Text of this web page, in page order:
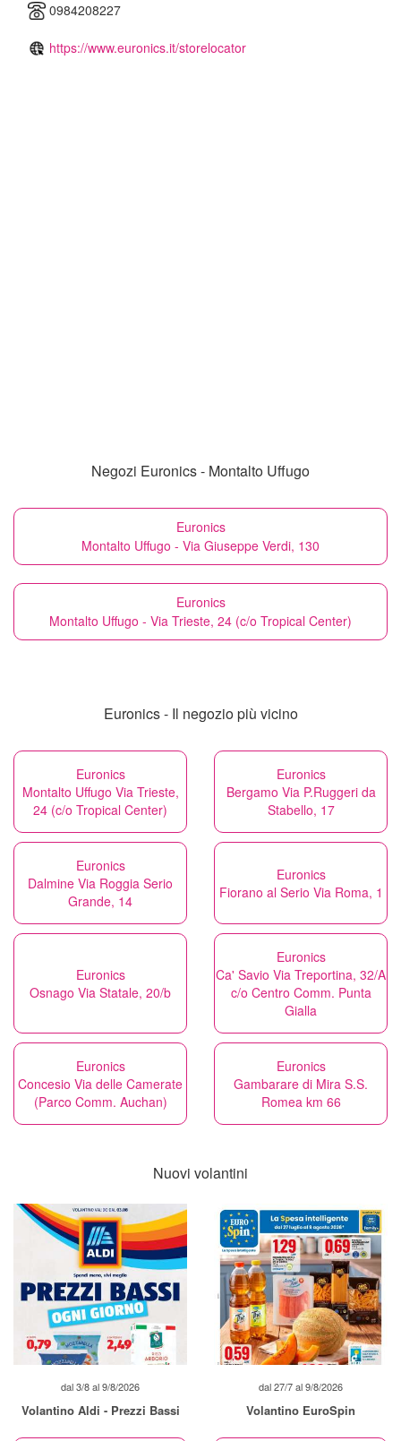
0984208227
https://www.euronics.it/storelocator
Negozi Euronics - Montalto Uffugo
Euronics
Montalto Uffugo - Via Giuseppe Verdi, 130
Euronics
Montalto Uffugo - Via Trieste, 24 (c/o Tropical Center)
Euronics - Il negozio più vicino
Euronics
Montalto Uffugo Via Trieste,
24 (c/o Tropical Center)
Euronics
Bergamo Via P.Ruggeri da
Stabello, 17
Euronics
Dalmine Via Roggia Serio
Grande, 14
Euronics
Fiorano al Serio Via Roma, 1
Euronics
Osnago Via Statale, 20/b
Euronics
Ca' Savio Via Treportina, 32/A
c/o Centro Comm. Punta
Gialla
Euronics
Concesio Via delle Camerate
(Parco Comm. Auchan)
Euronics
Gambarare di Mira S.S.
Romea km 66
Nuovi volantini
dal 3/8 al 9/8/2026
Volantino Aldi - Prezzi Bassi
dal 27/7 al 9/8/2026
Volantino EuroSpin